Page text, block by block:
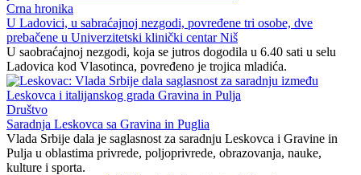
Crna hronika
U Ladovici, u sabraćajnoj nezgodi, povređene tri osobe, dve
prebačene u Univerzitetski klinički centar Niš
U saobraćajnoj nezgodi, koja se jutros dogodila u 6.40 sati u selu
Ladovica kod Vlasotinca, povređeno je trojica mladića.
Društvo
Saradnja Leskovca sa Gravina in Puglia
Vlada Srbije dala je saglasnost za saradnju Leskovca i Gravine in
Pulja u oblastima privrede, poljoprivrede, obrazovanja, nauke,
kulture i sporta.